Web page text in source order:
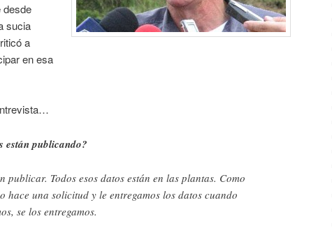
desde
sucia
a
en esa
están publicando?
publicar. Todos esos datos están en las plantas. Como
hace una solicitud y le entregamos los datos cuando
se los entregamos.